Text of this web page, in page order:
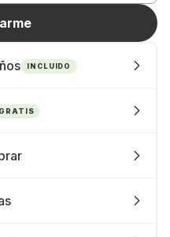
INCLUIDO
GRATIS